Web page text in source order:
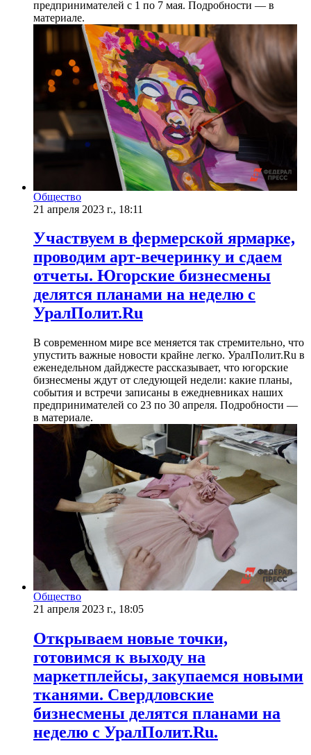
предпринимателей с 1 по 7 мая. Подробности — в
материале.
Общество
21 апреля 2023 г., 18:11
Участвуем в фермерской ярмарке,
проводим арт-вечеринку и сдаем
отчеты. Югорские бизнесмены
делятся планами на неделю с
УралПолит.Ru
В современном мире все меняется так стремительно, что
упустить важные новости крайне легко. УралПолит.Ru в
еженедельном дайджесте рассказывает, что югорские
бизнесмены ждут от следующей недели: какие планы,
события и встречи записаны в ежедневниках наших
предпринимателей со 23 по 30 апреля. Подробности —
в материале.
Общество
21 апреля 2023 г., 18:05
​Открываем новые точки,
готовимся к выходу на
маркетплейсы, закупаемся новыми
тканями. Свердловские
бизнесмены делятся планами на
неделю с УралПолит.Ru.